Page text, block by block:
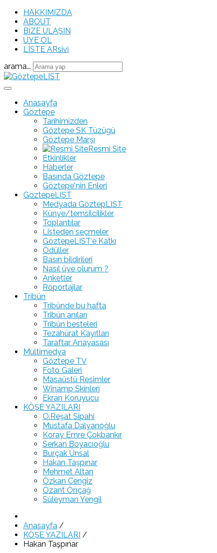
HAKKIMIZDA
ABOUT
BİZE ULAŞIN
ÜYE OL
LÍSTE ARsivi
arama...
Anasayfa
Göztepe
Tarihimizden
Göztepe SK Tüzügü
Göztepe Marşı
Resmi Site
Etkinlikler
Haberler
Basında Göztepe
Göztepe'nin Enleri
GöztepeLIST
Medyada GöztepLIST
Künye/temsilcilikler
Toplantılar
Listeden seçmeler
GöztepeLIST'e Katkı
Ödüller
Basın bildirileri
Nasıl üye olurum ?
Anketler
Röportajlar
Tribün
Tribünde bu hafta
Tribün anıları
Tribün besteleri
Tezahürat Kayıtları
Taraftar Anayasası
Multimedya
Göztepe TV
Foto Galeri
Masaüstü Resimler
Winamp Skinleri
Ekran Koruyucu
KÖŞE YAZILARI
O.Reşat Sipahi
Mustafa Dalyanoğlu
Koray Emre Çokbankır
Serkan Boyacıoğlu
Burçak Ünsal
Hakan Taşpınar
Mehmet Altan
Özkan Cengiz
Özant Önçağ
Süleyman Yengil
Anasayfa /
KÖŞE YAZILARI /
Hakan Taşpınar